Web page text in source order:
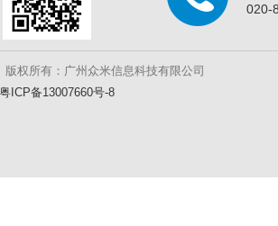
020-
权所有：广州众米信息科技有限公司
粤ICP备13007660号-8